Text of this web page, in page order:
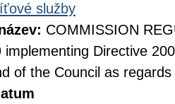
služby
COMMISSION
implementing Directive
of the Council as